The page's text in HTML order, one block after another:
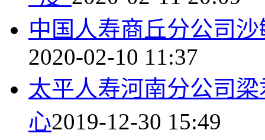
中国人寿商丘分公司
2020-02-10 11:37
太平人寿河南分公司
心2019-12-30 15:49